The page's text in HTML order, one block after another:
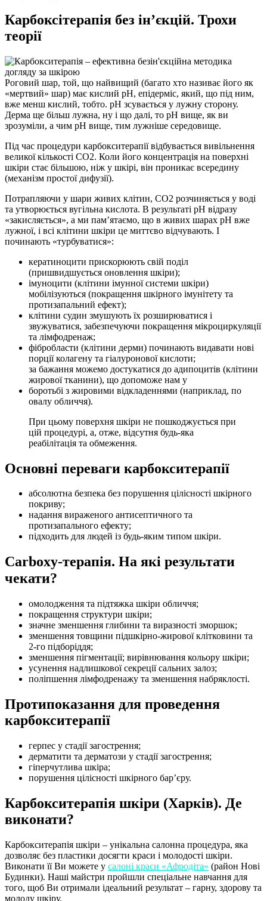
Карбоксітерапія без ін’єкцій. Трохи
теорії
Роговий шар, той, що найвищий (багато хто називає його як
«мертвий» шар) має кислий рН, епідерміс, який, що під ним,
вже менш кислий, тобто. рН зсувається у лужну сторону.
Дерма ще більш лужна, ну і що далі, то рН вище, як ви
зрозуміли, а чим рН вище, тим лужніше середовище.
Під час процедури карбокситерапії відбувається вивільнення
великої кількості СО2. Коли його концентрація на поверхні
шкіри стає більшою, ніж у шкірі, він проникає всередину
(механізм простої дифузії).
Потрапляючи у шари живих клітин, СО2 розчиняється у воді
та утворюється вугільна кислота. В результаті рН відразу
«закисляється», а ми пам’ятаємо, що в живих шарах рН вже
лужної, і всі клітини шкіри це миттєво відчувають. І
починають «турбуватися»:
кератиноцити прискорюють свій поділ
(пришвидшується оновлення шкіри);
імуноцити (клітини імунної системи шкіри)
мобілізуються (покращення шкірного імунітету та
протизапальний ефект);
клітини судин змушують їх розширюватися і
звужуватися, забезпечуючи покращення мікроциркуляції
та лімфодренаж;
фібробласти (клітини дерми) починають видавати нові
порції колагену та гіалуронової кислоти;
за бажання можемо достукатися до адипоцитів (клітини
жирової тканини), що допоможе нам у
боротьбі з жировими відкладеннями (наприклад, по
овалу обличчя).
При цьому поверхня шкіри не пошкоджується при
цій процедурі, а, отже, відсутня будь-яка
реабілітація та обмеження.
Основні переваги карбокситерапії
абсолютна безпека без порушення цілісності шкірного
покриву;
надання вираженого антисептичного та
протизапального ефекту;
підходить для людей із будь-яким типом шкіри.
Carboxy-терапія. На які результати
чекати?⠀
омолодження та підтяжка шкіри обличчя;
покращення структури шкіри;
значне зменшення глибини та виразності зморшок;
зменшення товщини підшкірно-жирової клітковини та
2-го підборіддя;
зменшення пігментації; вирівнювання кольору шкіри;
усунення надлишкової секреції сальних залоз;
поліпшення лімфодренажу та зменшення набряклості.
Протипоказання для проведення
карбокситерапії
герпес у стадії загострення;
дерматити та дерматози у стадії загострення;
гіперчутлива шкіра;
порушення цілісності шкірного бар’єру.
Карбокситерапія шкіри (Харків). Де
виконати?
Карбокситерапія шкіри – унікальна салонна процедура, яка
дозволяє без пластики досягти краси і молодості шкіри.
Виконати її Ви можете у салоні краси «Афродіта» (район Нові
Будинки). Наші майстри пройшли спеціальне навчання для
того, щоб Ви отримали ідеальний результат – гарну, здорову та
молоду шкіру.